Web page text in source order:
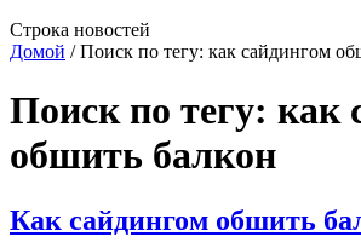
Строка новостей
Домой / Поиск по тегу: как сайдингом
Поиск по тегу: как
обшить балкон
Как сайдингом обшить